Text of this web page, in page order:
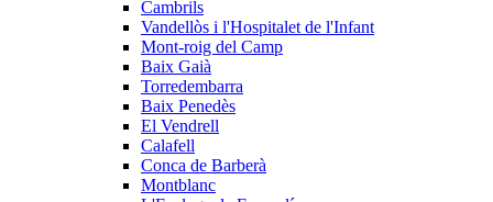
Cambrils
Vandellòs i l'Hospitalet de l'Infant
Mont-roig del Camp
Baix Gaià
Torredembarra
Baix Penedès
El Vendrell
Calafell
Conca de Barberà
Montblanc